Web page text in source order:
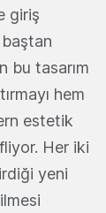
giriş
bu tasarım
hem
estetik
Her iki
yeni